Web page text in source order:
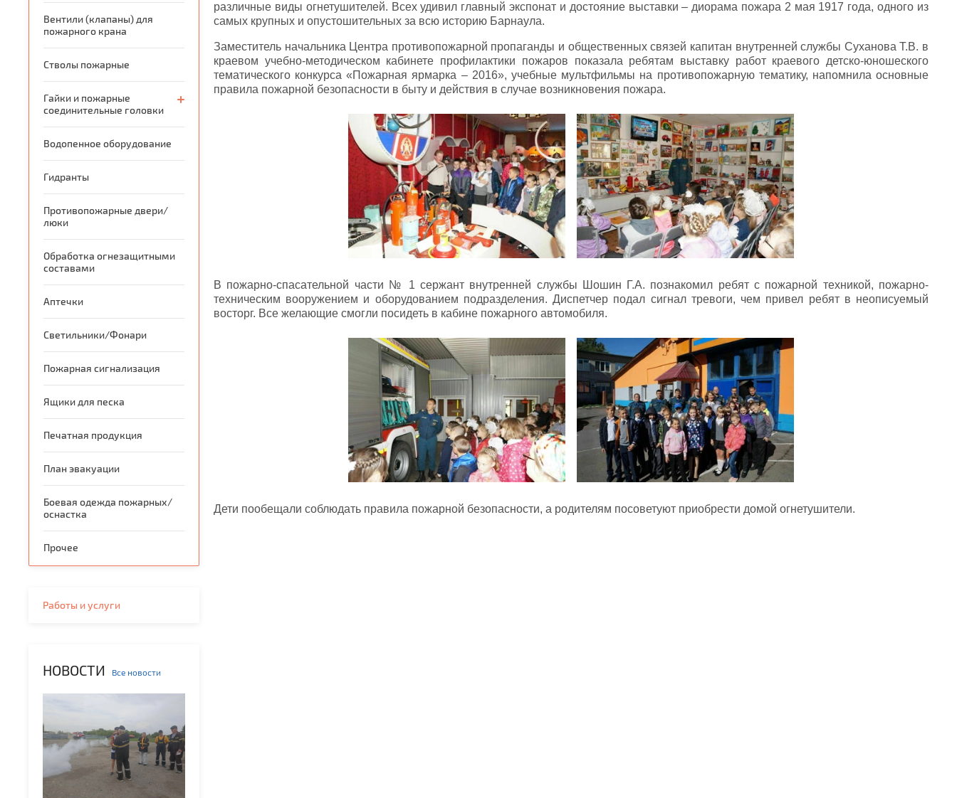
Вентили (клапаны) для
пожарного крана
Стволы пожарные
Гайки и пожарные
соединительные головки
Водопенное оборудование
Гидранты
Противопожарные двери/
люки
Обработка огнезащитными
составами
Аптечки
Светильники/Фонари
Пожарная сигнализация
Ящики для песка
Печатная продукция
План эвакуации
Боевая одежда пожарных/
оснастка
Прочее
Работы и услуги
НОВОСТИ Все новости
различные виды огнетушителей. Всех удивил главный экспонат и достояние выставки – диорама пожара 2 мая 1917 года, одного из
самых крупных и опустошительных за всю историю Барнаула.
Заместитель начальника Центра противопожарной пропаганды и общественных связей капитан внутренней службы Суханова Т.В. в
краевом учебно-методическом кабинете профилактики пожаров показала ребятам выставку работ краевого детско-юношеского
тематического конкурса «Пожарная ярмарка – 2016», учебные мультфильмы на противопожарную тематику, напомнила основные
правила пожарной безопасности в быту и действия в случае возникновения пожара.
В пожарно-спасательной части № 1 сержант внутренней службы Шошин Г.А. познакомил ребят с пожарной техникой, пожарно-
техническим вооружением и оборудованием подразделения. Диспетчер подал сигнал тревоги, чем привел ребят в неописуемый
восторг. Все желающие смогли посидеть в кабине пожарного автомобиля.
Дети пообещали соблюдать правила пожарной безопасности, а родителям посоветуют приобрести домой огнетушители.